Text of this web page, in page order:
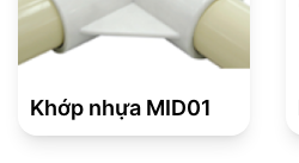
Khớp nhựa MID01